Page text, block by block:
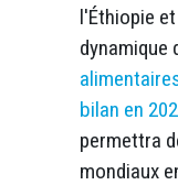
l'Éthiopie
dynamique
bilan en
permettra
mondiaux